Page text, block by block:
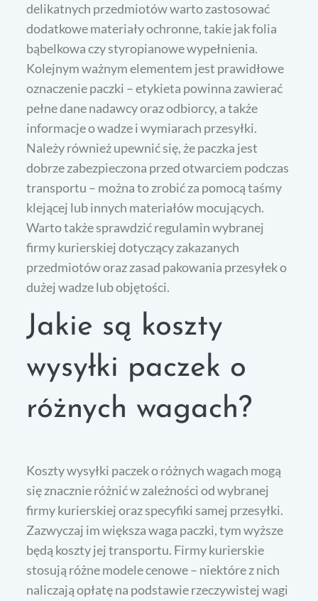
delikatnych przedmiotów warto zastosować
dodatkowe materiały ochronne, takie jak folia
bąbelkowa czy styropianowe wypełnienia.
Kolejnym ważnym elementem jest prawidłowe
oznaczenie paczki – etykieta powinna zawierać
pełne dane nadawcy oraz odbiorcy, a także
informacje o wadze i wymiarach przesyłki.
Należy również upewnić się, że paczka jest
dobrze zabezpieczona przed otwarciem podczas
transportu – można to zrobić za pomocą taśmy
klejącej lub innych materiałów mocujących.
Warto także sprawdzić regulamin wybranej
firmy kurierskiej dotyczący zakazanych
przedmiotów oraz zasad pakowania przesyłek o
dużej wadze lub objętości.
Jakie są koszty
wysyłki paczek o
różnych wagach?
Koszty wysyłki paczek o różnych wagach mogą
się znacznie różnić w zależności od wybranej
firmy kurierskiej oraz specyfiki samej przesyłki.
Zazwyczaj im większa waga paczki, tym wyższe
będą koszty jej transportu. Firmy kurierskie
stosują różne modele cenowe – niektóre z nich
naliczają opłatę na podstawie rzeczywistej wagi